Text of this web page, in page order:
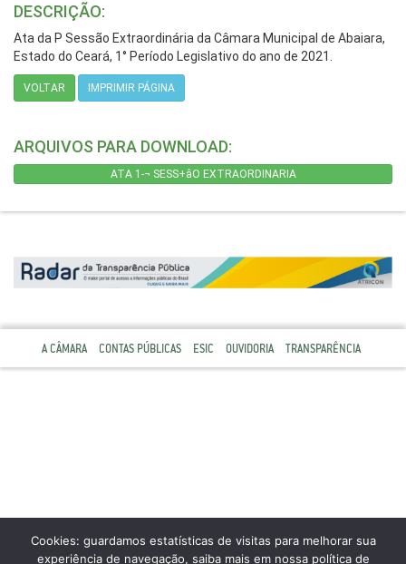
DESCRIÇÃO:
Ata da P Sessão Extraordinária da Câmara Municipal de Abaiara,
Estado do Ceará, 1° Período Legislativo do ano de 2021.
VOLTAR IMPRIMIR PÁGINA
ARQUIVOS PARA DOWNLOAD:
ATA 1-¬ SESS+âO EXTRAORDINARIA
A CÂMARA CONTAS PÚBLICAS ESIC OUVIDORIA TRANSPARÊNCIA
Cookies: guardamos estatísticas de visitas para melhorar sua
experiência de navegação, saiba mais em nossa política de